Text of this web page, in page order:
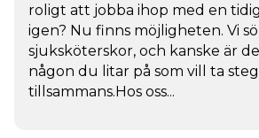
roligt att jobba ihop med en
igen? Nu finns möjligheten. Vi
sjuksköterskor, och kanske är
någon du litar på som vill ta
tillsammans.Hos oss...